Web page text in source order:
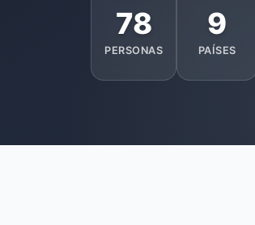
78
PERSONAS
9
PAÍSES